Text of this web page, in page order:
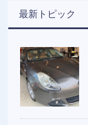
最新トピック